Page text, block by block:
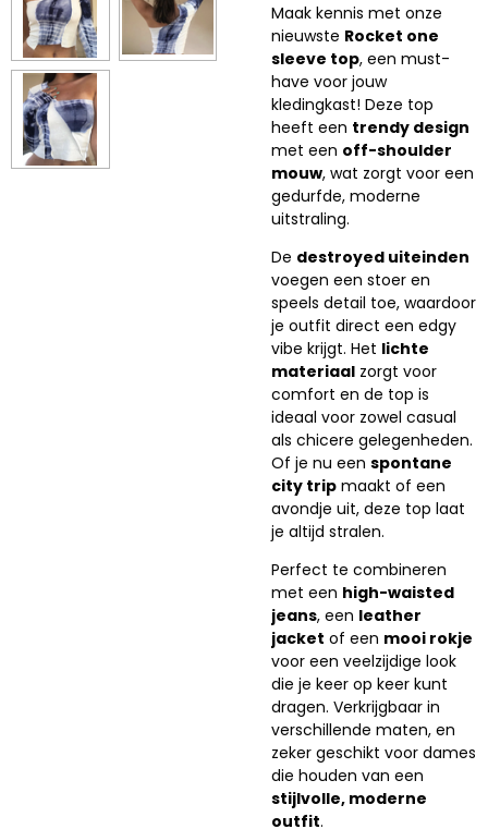
Maak kennis met onze
nieuwste Rocket one
sleeve top, een must-
have voor jouw
kledingkast! Deze top
heeft een trendy design
met een off-shoulder
mouw, wat zorgt voor een
gedurfde, moderne
uitstraling.
De destroyed uiteinden
voegen een stoer en
speels detail toe, waardoor
je outfit direct een edgy
vibe krijgt. Het lichte
materiaal zorgt voor
comfort en de top is
ideaal voor zowel casual
als chicere gelegenheden.
Of je nu een spontane
city trip maakt of een
avondje uit, deze top laat
je altijd stralen.
Perfect te combineren
met een high-waisted
jeans, een leather
jacket of een mooi rokje
voor een veelzijdige look
die je keer op keer kunt
dragen. Verkrijgbaar in
verschillende maten, en
zeker geschikt voor dames
die houden van een
stijlvolle, moderne
outfit.